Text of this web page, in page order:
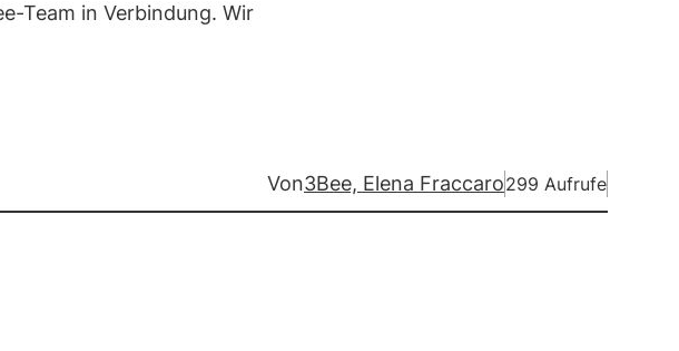
Team in Verbindung. Wir
Von3Bee, Elena Fraccaro299 Aufrufe